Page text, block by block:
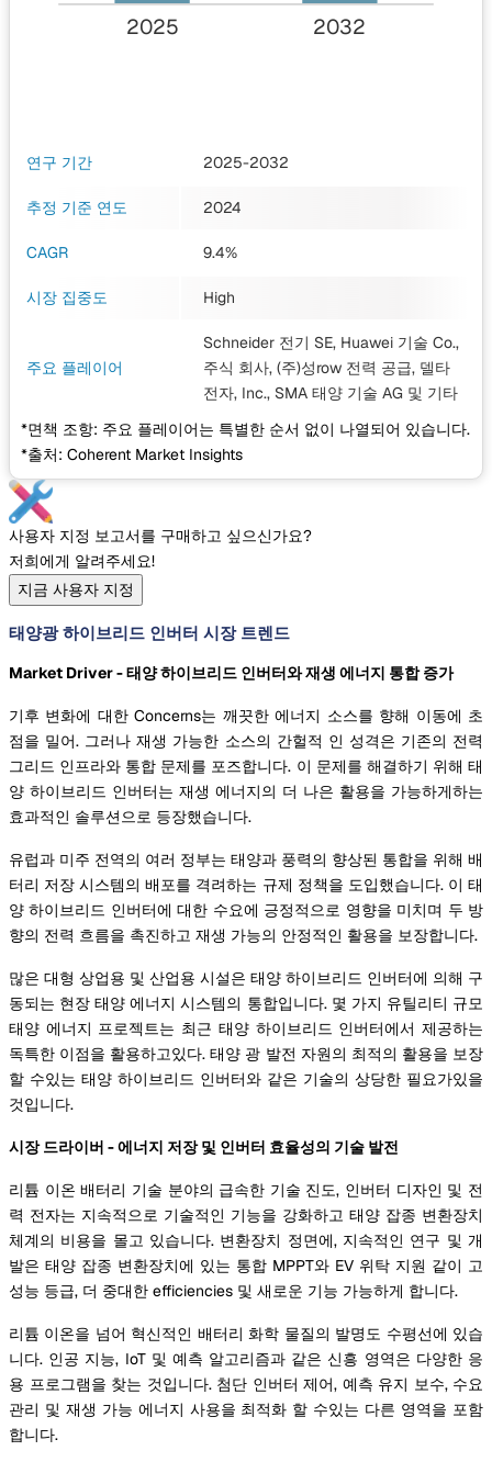
2025 2032
연구 기간 2025-2032
추정 기준 연도 2024
CAGR 9.4%
시장 집중도 High
주요 플레이어
Schneider 전기 SE, Huawei 기술 Co.,
주식 회사, (주)성row 전력 공급, 델타
전자, Inc., SMA 태양 기술 AG 및 기타
*면책 조항: 주요 플레이어는 특별한 순서 없이 나열되어 있습니다.
*출처: Coherent Market Insights
사용자 지정 보고서를 구매하고 싶으신가요?
저희에게 알려주세요!
지금 사용자 지정
태양광 하이브리드 인버터 시장 트렌드
Market Driver - 태양 하이브리드 인버터와 재생 에너지 통합 증가
기후 변화에 대한 Concerns는 깨끗한 에너지 소스를 향해 이동에 초
점을 밀어. 그러나 재생 가능한 소스의 간헐적 인 성격은 기존의 전력
그리드 인프라와 통합 문제를 포즈합니다. 이 문제를 해결하기 위해 태
양 하이브리드 인버터는 재생 에너지의 더 나은 활용을 가능하게하는
효과적인 솔루션으로 등장했습니다.
유럽과 미주 전역의 여러 정부는 태양과 풍력의 향상된 통합을 위해 배
터리 저장 시스템의 배포를 격려하는 규제 정책을 도입했습니다. 이 태
양 하이브리드 인버터에 대한 수요에 긍정적으로 영향을 미치며 두 방
향의 전력 흐름을 촉진하고 재생 가능의 안정적인 활용을 보장합니다.
많은 대형 상업용 및 산업용 시설은 태양 하이브리드 인버터에 의해 구
동되는 현장 태양 에너지 시스템의 통합입니다. 몇 가지 유틸리티 규모
태양 에너지 프로젝트는 최근 태양 하이브리드 인버터에서 제공하는
독특한 이점을 활용하고있다. 태양 광 발전 자원의 최적의 활용을 보장
할 수있는 태양 하이브리드 인버터와 같은 기술의 상당한 필요가있을
것입니다.
시장 드라이버 - 에너지 저장 및 인버터 효율성의 기술 발전
리튬 이온 배터리 기술 분야의 급속한 기술 진도, 인버터 디자인 및 전
력 전자는 지속적으로 기술적인 기능을 강화하고 태양 잡종 변환장치
체계의 비용을 몰고 있습니다. 변환장치 정면에, 지속적인 연구 및 개
발은 태양 잡종 변환장치에 있는 통합 MPPT와 EV 위탁 지원 같이 고
성능 등급, 더 중대한 efficiencies 및 새로운 기능 가능하게 합니다.
리튬 이온을 넘어 혁신적인 배터리 화학 물질의 발명도 수평선에 있습
니다. 인공 지능, IoT 및 예측 알고리즘과 같은 신흥 영역은 다양한 응
용 프로그램을 찾는 것입니다. 첨단 인버터 제어, 예측 유지 보수, 수요
관리 및 재생 가능 에너지 사용을 최적화 할 수있는 다른 영역을 포함
합니다.